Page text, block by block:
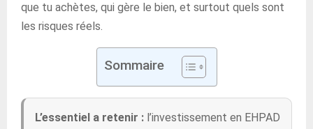
que tu achètes, qui gère le bien, et surtout quels sont
les risques réels.
Sommaire
L’essentiel a retenir : l’investissement en EHPAD